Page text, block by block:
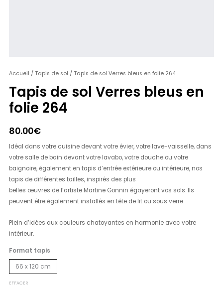
Accueil / Tapis de sol / Tapis de sol Verres bleus en folie 264
Tapis de sol Verres bleus en
folie 264
80.00€
Idéal dans votre cuisine devant votre évier, votre lave-vaisselle, dans
votre salle de bain devant votre lavabo, votre douche ou votre
baignoire, également en tapis d’entrée extérieure ou intérieure, nos
tapis de différentes tailles, inspirés des plus
belles œuvres de l’artiste Martine Gonnin égayeront vos sols. Ils
peuvent être également installés en tête de lit ou sous verre.
Plein d’idées aux couleurs chatoyantes en harmonie avec votre
intérieur.
Format tapis
66 x 120 cm
EFFACER
quantité
Tapis
de
Verres
en
folie
264